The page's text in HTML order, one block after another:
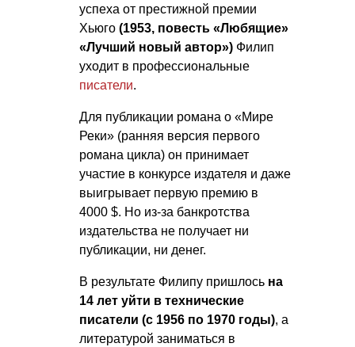
успеха от престижной премии
Хьюго (1953, повесть «Любящие»
«Лучший новый автор») Филип
уходит в профессиональные
писатели.
Для публикации романа о «Мире
Реки» (ранняя версия первого
романа цикла) он принимает
участие в конкурсе издателя и даже
выигрывает первую премию в
4000 $. Но из-за банкротства
издательства не получает ни
публикации, ни денег.
В результате Филипу пришлось на
14 лет уйти в технические
писатели (с 1956 по 1970 годы), а
литературой заниматься в